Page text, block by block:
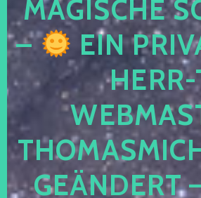
MAGISCHE
–
EIN
GEÄNDERT